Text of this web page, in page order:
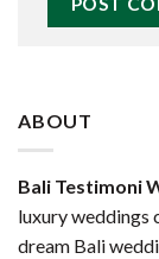
ABOUT
Bali Testimoni
luxury weddings
dream Bali